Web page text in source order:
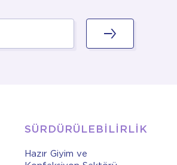
SÜRDÜRÜLEBİLİRLİK
Hazır Giyim ve